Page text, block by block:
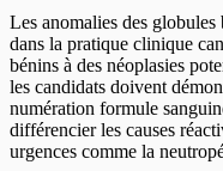
Les anomalies des
dans la pratique clinique
bénins à des néoplasies
les candidats doivent
numération formule
différencier les causes
urgences comme la